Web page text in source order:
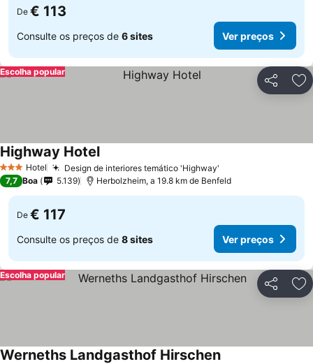
De € 113
Consulte os preços de 6 sites Ver preços
Partilhar
Escolha popular
3 EstrelasHotel Design de interiores temático 'Highway'
Highway Hotel
7,7 Boa 5.139 Herbolzheim, a 19.8 km de Benfeld
De € 117
Consulte os preços de 8 sites Ver preços
Partilhar
Escolha popular
Werneths Landgasthof Hirschen